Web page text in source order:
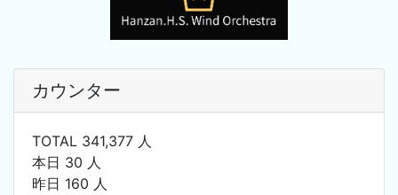
カウンター
TOTAL 341,377 人
本日 30 人
昨日 160 人